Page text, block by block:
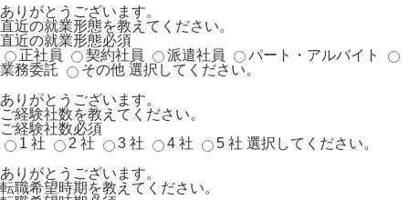
ありがとうございます。
直近の就業形態を教えてください。
直近の就業形態必須
正社員
契約社員 派遣社員
パート・アルバイト
業務委託
その他 選択してください。
ありがとうございます。
ご経験社数を教えてください。
ご経験社数必須
1 社
2 社 3 社 4 社 5 社 選択してください。
ありがとうございます。
転職希望時期を教えてください。